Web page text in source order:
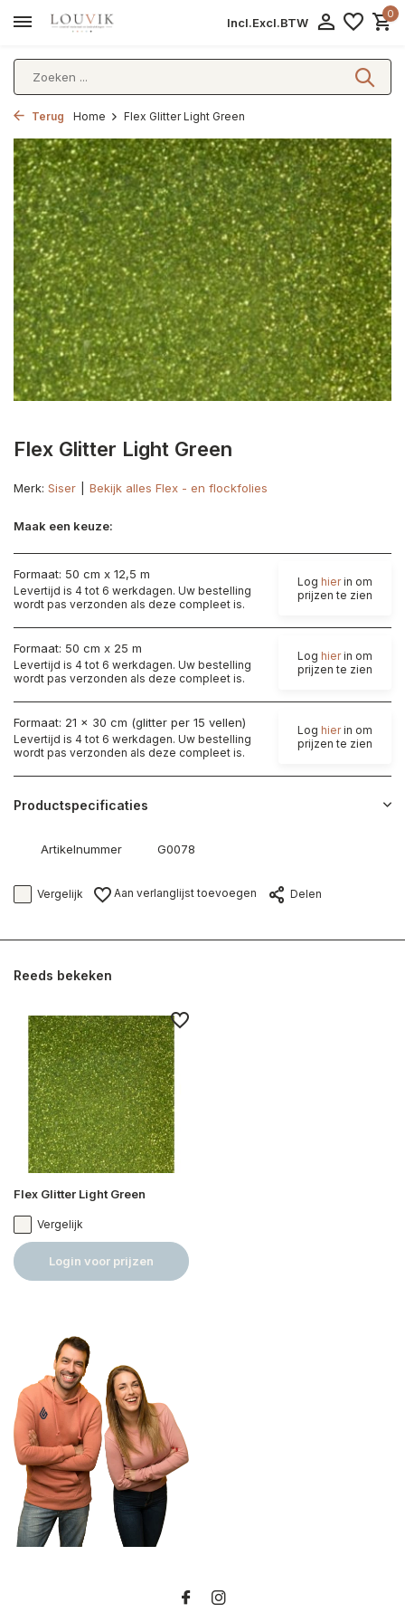
Incl.Excl.BTW
0
Terug Home Flex Glitter Light Green
Flex Glitter Light Green
Merk: Siser Bekijk alles Flex - en flockfolies
Maak een keuze:
Formaat: 50 cm x 12,5 m
Levertijd is 4 tot 6 werkdagen. Uw bestelling
wordt pas verzonden als deze compleet is.
Log hierin om
prijzen te zien
Formaat: 50 cm x 25 m
Levertijd is 4 tot 6 werkdagen. Uw bestelling
wordt pas verzonden als deze compleet is.
Log hierin om
prijzen te zien
Formaat: 21 x 30 cm (glitter per 15 vellen)
Levertijd is 4 tot 6 werkdagen. Uw bestelling
wordt pas verzonden als deze compleet is.
Log hierin om
prijzen te zien
Productspecificaties
Artikelnummer G0078
Vergelijk Aan verlanglijst toevoegen Delen
Reeds bekeken
Flex Glitter Light Green
Vergelijk
Login voor prijzen